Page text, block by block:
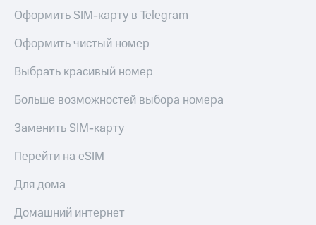
Оформить SIM-карту в Telegram
Оформить чистый номер
Выбрать красивый номер
Больше возможностей выбора номера
Заменить SIM-карту
Перейти на eSIM
Для дома
Домашний интернет